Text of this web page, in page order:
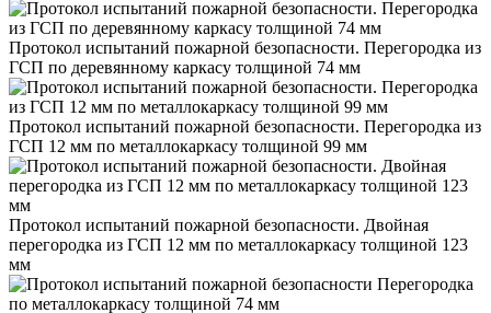
Протокол испытаний пожарной безопасности. Перегородка из
ГСП по деревянному каркасу толщиной 74 мм
Протокол испытаний пожарной безопасности. Перегородка из
ГСП 12 мм по металлокаркасу толщиной 99 мм
Протокол испытаний пожарной безопасности. Двойная
перегородка из ГСП 12 мм по металлокаркасу толщиной 123
мм